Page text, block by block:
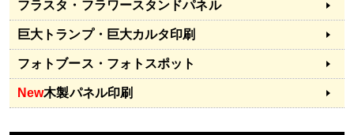
フラスタ・フラワースタンドパネル
巨大トランプ・巨大カルタ印刷
フォトブース・フォトスポット
New木製パネル印刷